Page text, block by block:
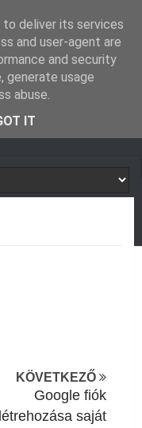
KÖVETKEZŐ
Google fiók
létrehozása saját
deliver its services
and user-agent are
and security
generate usage
abuse.
IT